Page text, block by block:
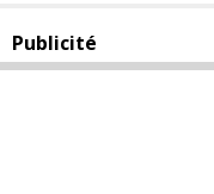
Publicité